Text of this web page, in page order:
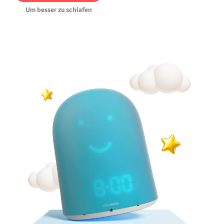
Um besser zu schlafen
bessere Nächte.